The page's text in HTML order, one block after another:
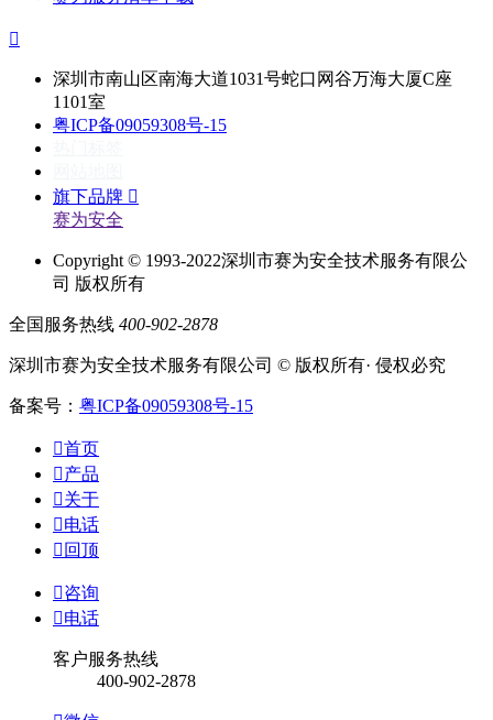

深圳市南山区南海大道1031号蛇口网谷万海大厦C座
1101室
粤ICP备09059308号-15
旗下品牌 
赛为安全
Copyright © 1993-2022深圳市赛为安全技术服务有限公
司 版权所有
全国服务热线 400-902-2878
深圳市赛为安全技术服务有限公司 © 版权所有· 侵权必究
备案号： 粤ICP备09059308号-15
首页
产品
关于
电话
 回顶
咨询
电话
客户服务热线
400-902-2878